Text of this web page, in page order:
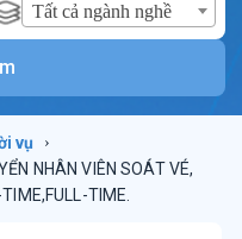
Tất cả ngành nghề
vụ ›
NHÂN VIÊN SOÁT VÉ,
TIME.